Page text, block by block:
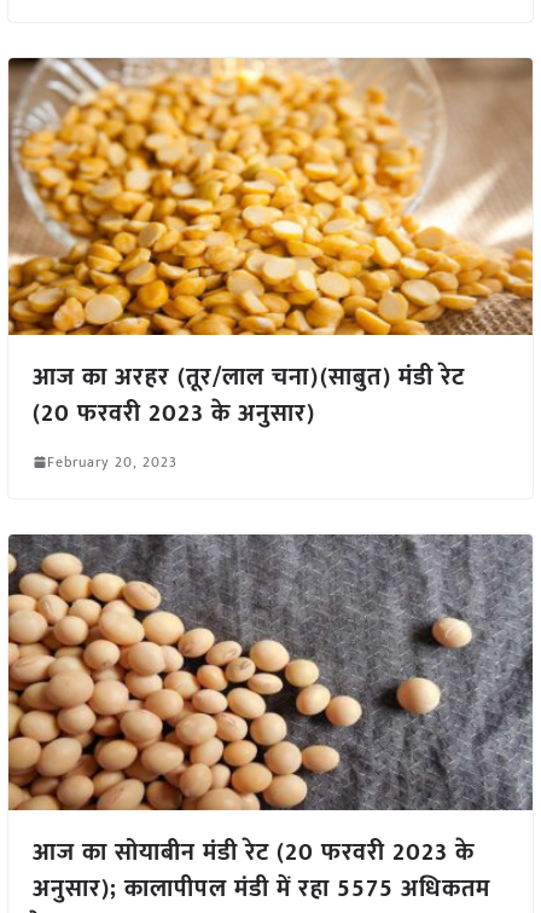
आज का अरहर (तूर/लाल चना)(साबुत) मंडी रेट
(20 फरवरी 2023 के अनुसार)
February 20, 2023
आज का सोयाबीन मंडी रेट (20 फरवरी 2023 के
अनुसार); कालापीपल मंडी में रहा 5575 अधिकतम